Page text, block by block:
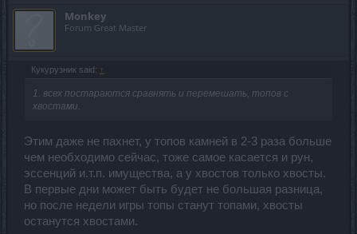
Monkey
Forum Great Master
Кукурузник said: ↑
1. всех постараются сравнять и перемешать, топов с
хвостами.
Этим даже не пахнет, у топов камней в 2-3 раза больше
чем необходимо сейчас, тоже самое касается и рун,
эссенций и.т.п. имущества, а у хвостов только хвосты.
В первые дни может быть будет не большая разница,
но после недели игры топы станут топами, хвосты
останутся хвостами.